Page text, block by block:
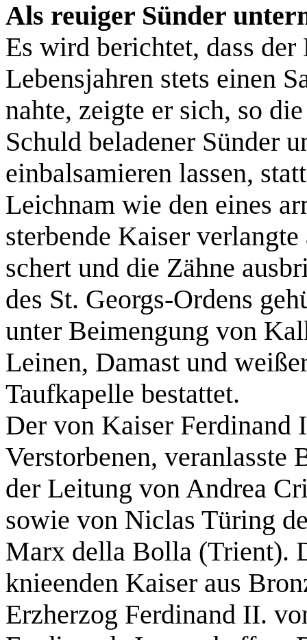
Als reuiger Sünder
Es wird berichtet, dass
Lebensjahren stets einen
nahte, zeigte er sich, so
Schuld beladener Sünder
einbalsamieren lassen,
Leichnam wie den eines
sterbende Kaiser
schert und die Zähne
des St. Georgs-Ordens
unter Beimengung von
Leinen, Damast und
Taufkapelle bestattet.
Der von Kaiser Ferdinand
Verstorbenen,
der Leitung von Andrea
sowie von Niclas Türing
Marx della Bolla (Trient).
knieenden Kaiser aus
Erzherzog Ferdinand II.